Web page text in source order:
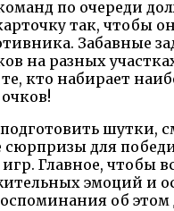
по очереди
так, чтобы
Забавные
на разных
кто набирает
подготовить шутки,
для
Главное, чтобы
эмоций и
об этом